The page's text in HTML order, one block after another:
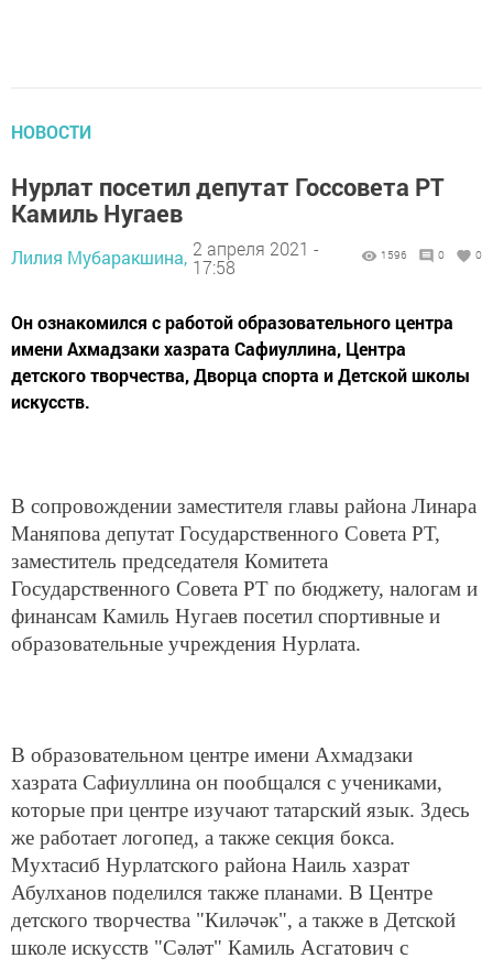
НОВОСТИ
Нурлат посетил депутат Госсовета РТ
Камиль Нугаев
Лилия Мубаракшина, 2 апреля 2021 -
17:58
1596 0 0
Он ознакомился с работой образовательного центра
имени Ахмадзаки хазрата Сафиуллина, Центра
детского творчества, Дворца спорта и Детской школы
искусств.
В сопровождении заместителя главы района Линара
Маняпова депутат Государственного Совета РТ,
заместитель председателя Комитета
Государственного Совета РТ по бюджету, налогам и
финансам Камиль Нугаев посетил спортивные и
образовательные учреждения Нурлата.
В образовательном центре имени Ахмадзаки
хазрата Сафиуллина он пообщался с учениками,
которые при центре изучают татарский язык. Здесь
же работает логопед, а также секция бокса.
Мухтасиб Нурлатского района Наиль хазрат
Абулханов поделился также планами. В Центре
детского творчества "Киләчәк", а также в Детской
школе искусств "Сәләт" Камиль Асгатович с